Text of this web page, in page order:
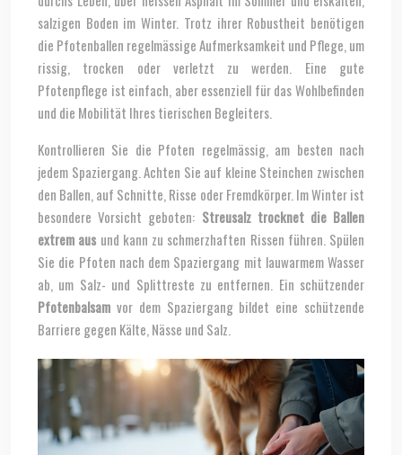
salzigen Boden im Winter. Trotz ihrer Robustheit benötigen
die Pfotenballen regelmässige Aufmerksamkeit und Pflege, um
rissig, trocken oder verletzt zu werden. Eine gute
Pfotenpflege ist einfach, aber essenziell für das Wohlbefinden
und die Mobilität Ihres tierischen Begleiters.
Kontrollieren Sie die Pfoten regelmässig, am besten nach
jedem Spaziergang. Achten Sie auf kleine Steinchen zwischen
den Ballen, auf Schnitte, Risse oder Fremdkörper. Im Winter ist
besondere Vorsicht geboten: Streusalz trocknet die Ballen
extrem aus und kann zu schmerzhaften Rissen führen. Spülen
Sie die Pfoten nach dem Spaziergang mit lauwarmem Wasser
ab, um Salz- und Splittreste zu entfernen. Ein schützender
Pfotenbalsam vor dem Spaziergang bildet eine schützende
Barriere gegen Kälte, Nässe und Salz.